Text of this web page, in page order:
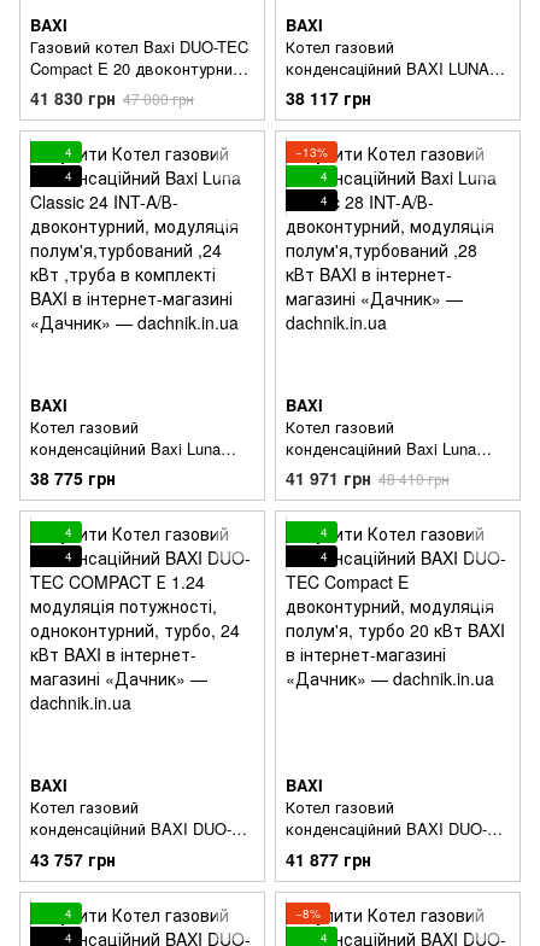
BAXI
Газовий котел Baxi DUO-TEC
Compact E 20 двоконтурний
конденсаційний
41 830 грн 47 000 грн
BAXI
Котел газовий
конденсаційний BAXI LUNA
CLASSIC 1.24 INT A
одноконтурний, турбо, 24
кВт
38 117 грн
4
4
BAXI
Котел газовий
конденсаційний Baxi Luna
Classic 24 INT-A/В-
двоконтурний, модуляція
полум'я,турбований ,24 кВт
,труба в комплекті
38 775 грн
−13%
4
4
BAXI
Котел газовий
конденсаційний Baxi Luna
Classic 28 INT-A/В-
двоконтурний, модуляція
полум'я,турбований ,28 кВт
41 971 грн 48 410 грн
4
4
BAXI
Котел газовий
конденсаційний BAXI DUO-
TEC COMPACT Е 1.24
модуляція потужності,
одноконтурний, турбо, 24
43 757 грн
4
4
BAXI
Котел газовий
конденсаційний BAXI DUO-
TEC Compact E
двоконтурний, модуляція
полум'я, турбо 20 кВт
41 877 грн
4
4
−8%
4